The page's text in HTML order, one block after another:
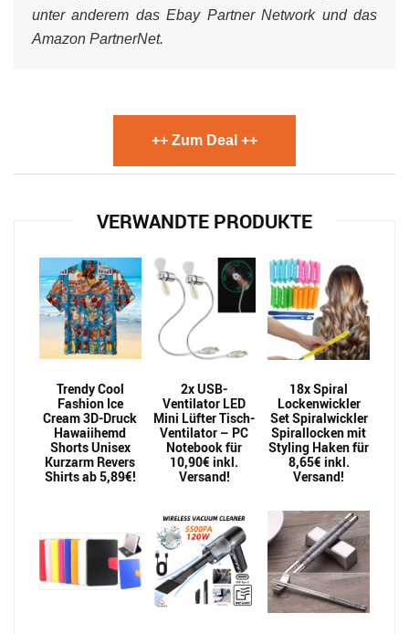
unter anderem das Ebay Partner Network und das
Amazon PartnerNet.
++ Zum Deal ++
VERWANDTE PRODUKTE
Trendy Cool
Fashion Ice
Cream 3D-Druck
Hawaiihemd
Shorts Unisex
Kurzarm Revers
Shirts ab 5,89€!
2x USB-
Ventilator LED
Mini Lüfter Tisch-
Ventilator – PC
Notebook für
10,90€ inkl.
Versand!
18x Spiral
Lockenwickler
Set Spiralwickler
Spirallocken mit
Styling Haken für
8,65€ inkl.
Versand!